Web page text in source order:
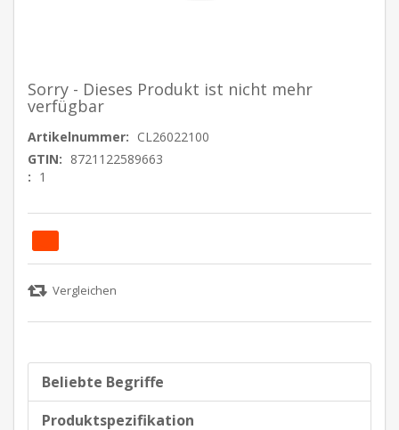
Sorry - Dieses Produkt ist nicht mehr
verfügbar
Artikelnummer: CL26022100
GTIN: 8721122589663
: 1
Beliebte Begriffe
Produktspezifikation